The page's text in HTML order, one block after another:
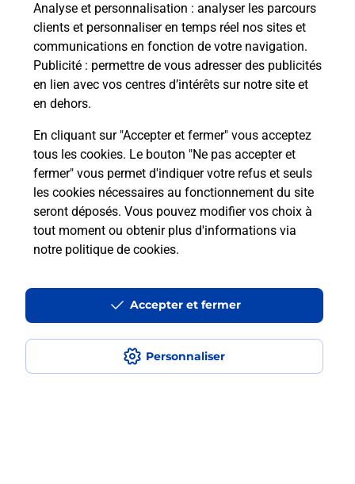
Analyse et personnalisation : analyser les parcours
clients et personnaliser en temps réel nos sites et
communications en fonction de votre navigation.
Publicité : permettre de vous adresser des publicités
en lien avec vos centres d’intérêts sur notre site et
en dehors.
En cliquant sur "Accepter et fermer" vous acceptez
tous les cookies. Le bouton "Ne pas accepter et
fermer" vous permet d'indiquer votre refus et seuls
les cookies nécessaires au fonctionnement du site
seront déposés. Vous pouvez modifier vos choix à
tout moment ou obtenir plus d'informations via
notre politique de cookies.
Personnaliser
Accepter et fermer
Vous souhaitez envoyer un colis depuis :
FORBACH (57600) ? Découvrez toutes les
solutions proposées par La Poste.
En savoir plus
Questions fréquemment posées
Quel est le prix d’une impression ?
Où imprimer des documents autour
Comment faire des impressions ?